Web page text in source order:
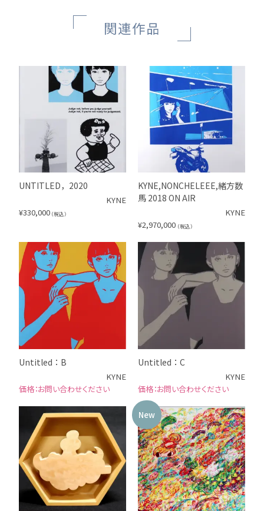
関連作品
UNTITLED，2020
KYNE
¥330,000 （税込）
KYNE,NONCHELEEE,緒方数
馬 2018 ON AIR
KYNE
¥2,970,000 （税込）
Untitled：B
KYNE
お問い合わせください
Untitled：C
KYNE
お問い合わせください
New